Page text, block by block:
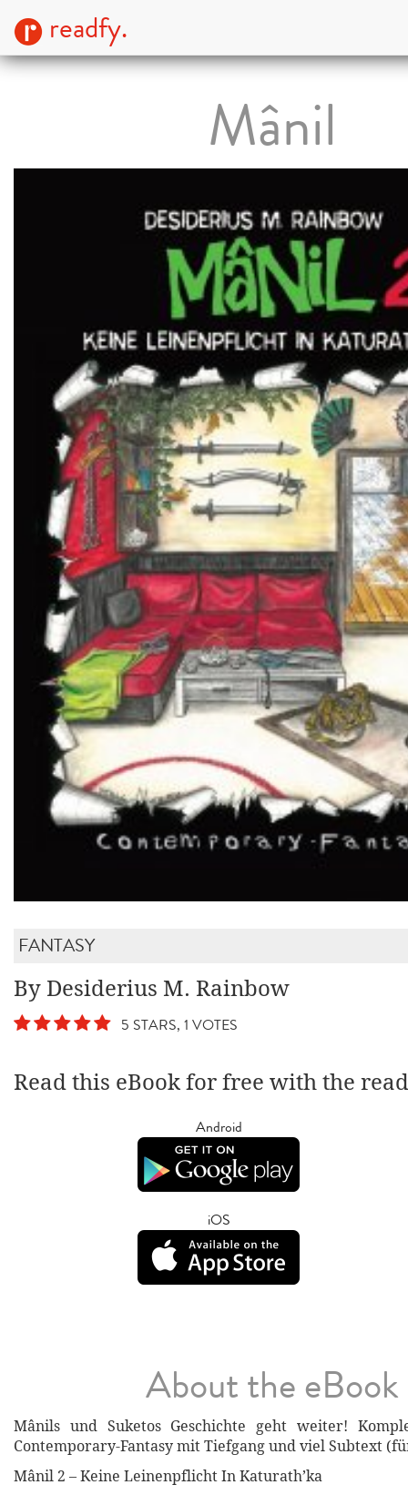
readfy.
Mânil
FANTASY
By Desiderius M. Rainbow
5 STARS, 1 VOTES
Read this eBook for free with the
Android
iOS
About the eBook
Mânils und Suketos Geschichte geht weiter!
Contemporary-Fantasy mit Tiefgang und viel Subtext
Mânil 2 – Keine Leinenpflicht In Katurath’ka